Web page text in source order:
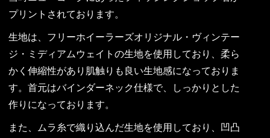
プリントされております。
生地は、フリーホイーラーズオリジナル・ヴィンテー
ジ・ミディアムウェイトの生地を使用しており、柔ら
かく伸縮性があり肌触りも良い生地感になっておりま
す。首元はバインダーネック仕様で、しっかりとした
作りになっております。
また、ムラ糸で織り込んだ生地を使用しており、凹凸